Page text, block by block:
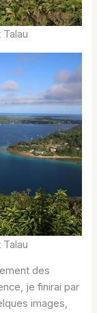
des
je finirai par
images,